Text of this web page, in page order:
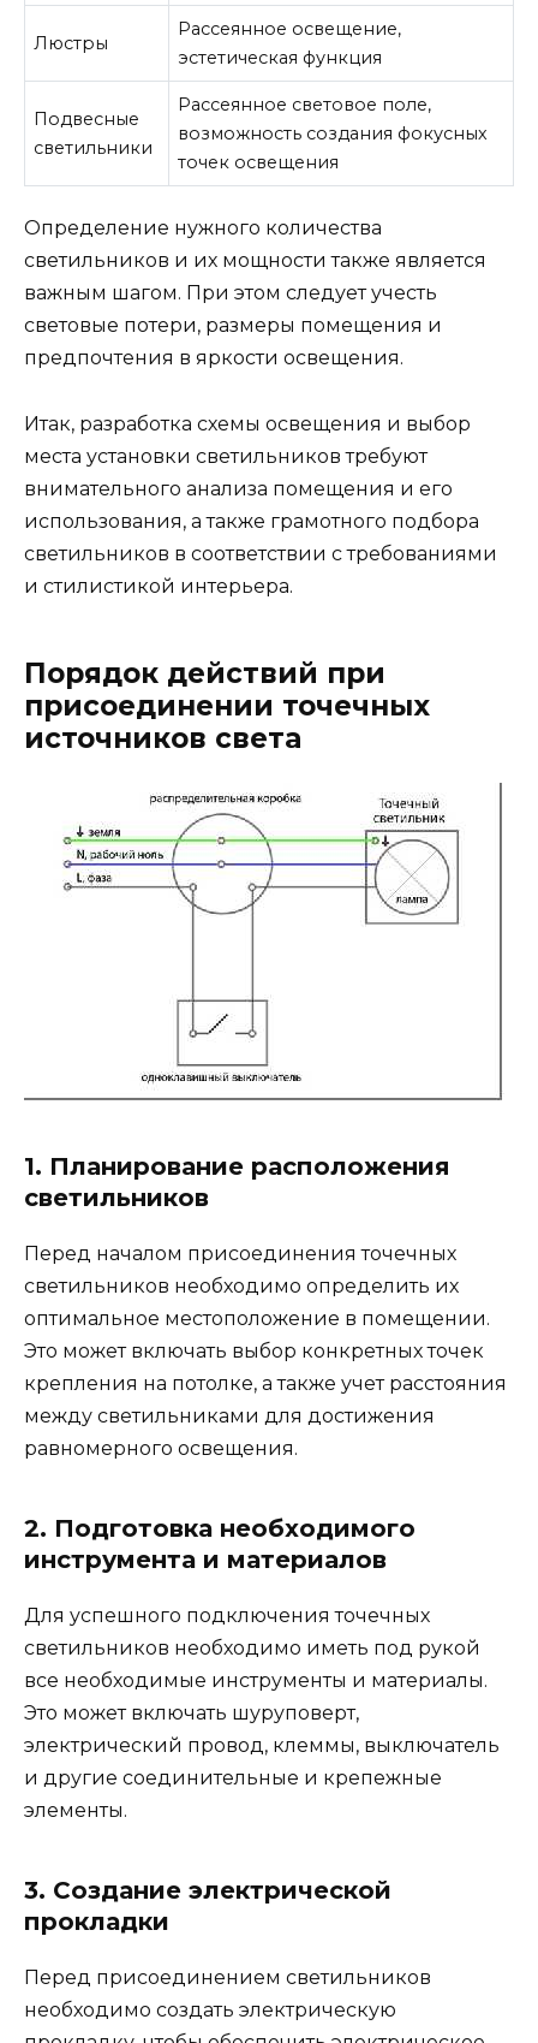
Люстры
Рассеянное освещение,
эстетическая функция
Подвесные
светильники
Рассеянное световое поле,
возможность создания фокусных
точек освещения
Определение нужного количества
светильников и их мощности также является
важным шагом. При этом следует учесть
световые потери, размеры помещения и
предпочтения в яркости освещения.
Итак, разработка схемы освещения и выбор
места установки светильников требуют
внимательного анализа помещения и его
использования, а также грамотного подбора
светильников в соответствии с требованиями
и стилистикой интерьера.
Порядок действий при
присоединении точечных
источников света
1. Планирование расположения
светильников
Перед началом присоединения точечных
светильников необходимо определить их
оптимальное местоположение в помещении.
Это может включать выбор конкретных точек
крепления на потолке, а также учет расстояния
между светильниками для достижения
равномерного освещения.
2. Подготовка необходимого
инструмента и материалов
Для успешного подключения точечных
светильников необходимо иметь под рукой
все необходимые инструменты и материалы.
Это может включать шуруповерт,
электрический провод, клеммы, выключатель
и другие соединительные и крепежные
элементы.
3. Создание электрической
прокладки
Перед присоединением светильников
необходимо создать электрическую